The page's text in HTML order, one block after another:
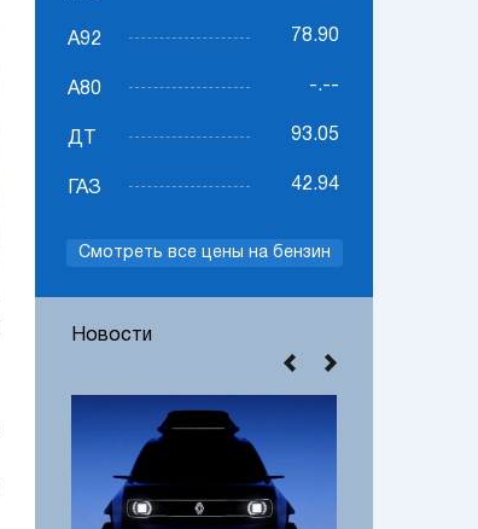
А92 78.90
А80 -.--
ДТ 93.05
ГАЗ 42.94
Смотреть все цены на бензин
Новости